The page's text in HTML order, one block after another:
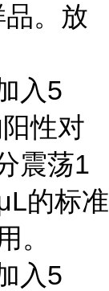
。放
入5
性对
震荡1
的标准
。
入5